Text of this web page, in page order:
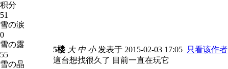
积分
51
雪の涙
0
雪の露
55
雪の晶
5楼 大 中 小发表于 2015-02-03 17:05 只看该作者
這台想找很久了 目前一直在玩它